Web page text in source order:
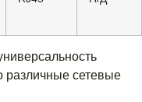
различные сетевые